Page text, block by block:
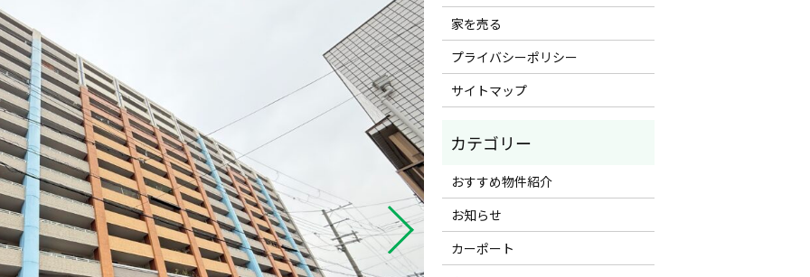
家を売る
プライバシーポリシー
サイトマップ
おすすめ物件紹介
お知らせ
カーポート